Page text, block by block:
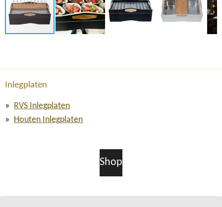
Inlegplaten
RVS Inlegplaten
Houten Inlegplaten
Shop